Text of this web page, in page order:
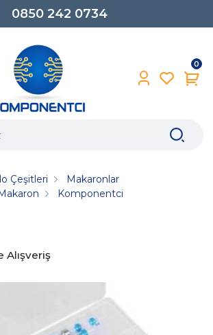
0850 242 0734
0
Çeşitleri
Makaronlar
Komponentci
Alışveriş